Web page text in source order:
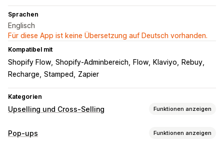
Sprachen
Englisch
Für diese App ist keine Übersetzung auf Deutsch vorhanden.
Kompatibel mit
Shopify Flow Shopify-Adminbereich Flow Klaviyo
Rebuy
Recharge Stamped Zapier
Kategorien
Upselling und Cross-Selling Funktionen anzeigen
Anpassung
Pop-ups Funktionen anzeigen